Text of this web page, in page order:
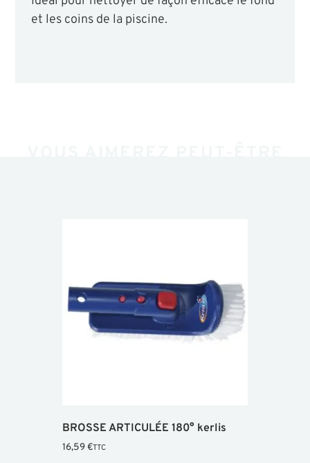
et les coins de la piscine.
BROSSE ARTICULÉE 180° kerlis
16,59€TTC